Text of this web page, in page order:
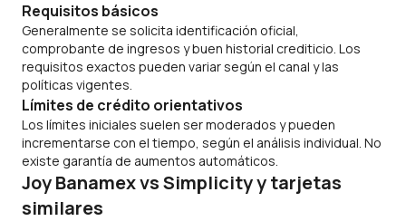
Requisitos básicos
Generalmente se solicita identificación oficial,
comprobante de ingresos y buen historial crediticio. Los
requisitos exactos pueden variar según el canal y las
políticas vigentes.
Límites de crédito orientativos
Los límites iniciales suelen ser moderados y pueden
incrementarse con el tiempo, según el análisis individual. No
existe garantía de aumentos automáticos.
Joy Banamex vs Simplicity y tarjetas
similares